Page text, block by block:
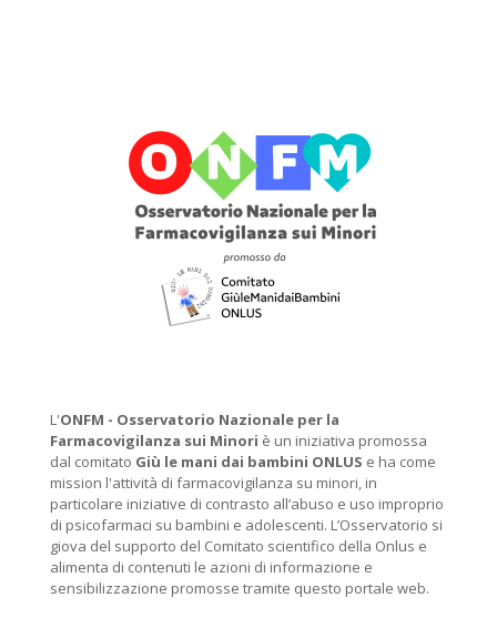
L'ONFM - Osservatorio Nazionale per la
Farmacovigilanza sui Minori è un iniziativa promossa
dal comitato Giù le mani dai bambini ONLUS e ha come
mission l'attività di farmacovigilanza su minori, in
particolare iniziative di contrasto all’abuso e uso improprio
di psicofarmaci su bambini e adolescenti. L’Osservatorio si
giova del supporto del Comitato scientifico della Onlus e
alimenta di contenuti le azioni di informazione e
sensibilizzazione promosse tramite questo portale web.